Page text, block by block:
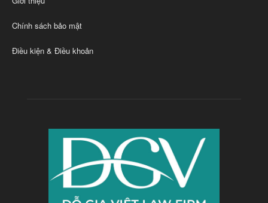
Chính sách bảo mật
Điều kiện & Điều khoản